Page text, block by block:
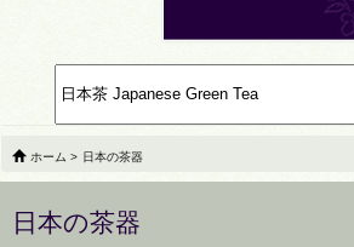
ホーム > 日本の茶器
日本の茶器